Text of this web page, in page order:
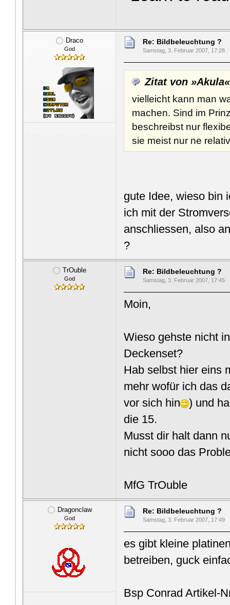
Draco
God
Re: Bildbeleuchtung ?
Samstag, 3. Februar 2007, 17:28
Zitat von »Akula«
vielleicht kann man
machen. Sind im
beschreibst nur
sie meist nur ne
gute Idee, wieso bin
ich mit der
anschliessen, also
?
TrOuble
God
Re: Bildbeleuchtung ?
Samstag, 3. Februar 2007, 17:45
Moin,
Wieso gehste nicht
Deckenset?
Hab selbst hier eins
mehr wofür ich das
vor sich hin
) und
die 15.
Musst dir halt dann
nicht sooo das
MfG TrOuble
Dragonclaw
God
Re: Bildbeleuchtung ?
Samstag, 3. Februar 2007, 17:49
es gibt kleine
betreiben, guck
Bsp Conrad Artikel-